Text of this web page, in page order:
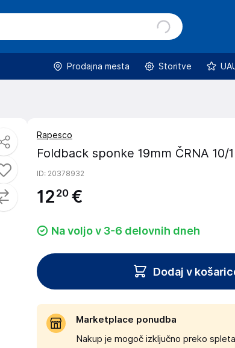
Prodajna mesta Storitve
Rapesco
Foldback sponke 19mm ČRNA 10/1
ID: 20378932
12 20 €
Na voljo v 3-6 delovnih dneh
Dodaj v
Marketplace ponudba
Nakup je mogoč izključno preko